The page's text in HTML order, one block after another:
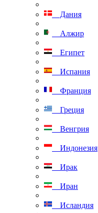
Дания
Алжир
Египет
Испания
Франция
Греция
Венгрия
Индонезия
Ирак
Иран
Исландия